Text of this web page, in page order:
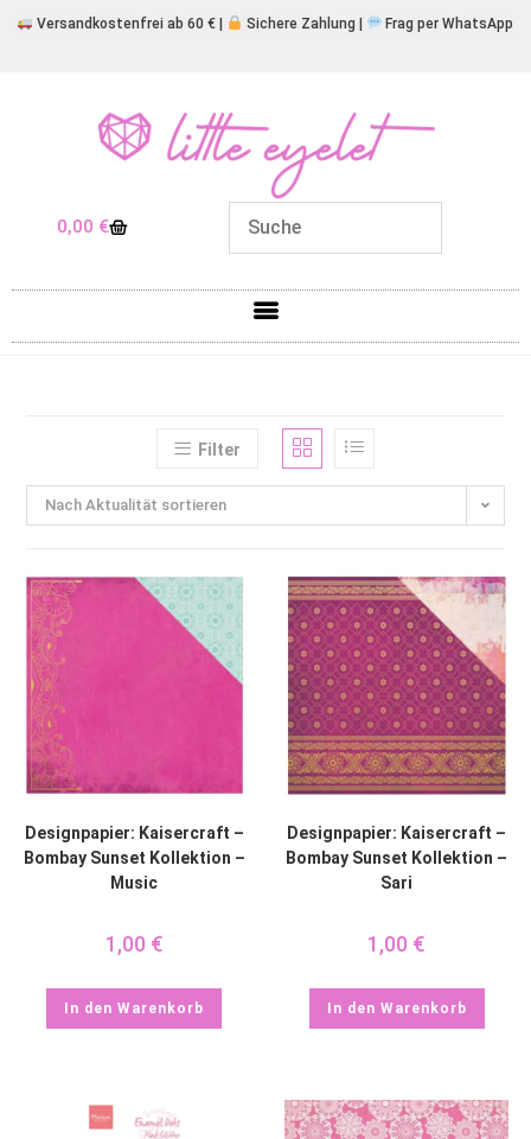
Versandkostenfrei ab 60 € | Sichere Zahlung | Frag per WhatsApp
0,00 €
Filter
Nach Aktualität sortieren
Designpapier: Kaisercraft –
Bombay Sunset Kollektion –
Music
1,00 €
In den Warenkorb
Designpapier: Kaisercraft –
Bombay Sunset Kollektion –
Sari
1,00 €
In den Warenkorb